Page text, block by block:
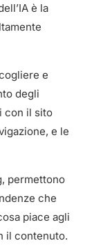
è la
e
degli
con il sito
e le
permettono
che
piace agli
il contenuto.